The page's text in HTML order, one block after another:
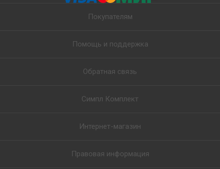
Покупателям
Помощь и поддержка
Обратная связь
Симпл Комплект
Интернет-магазин
Правовая информация